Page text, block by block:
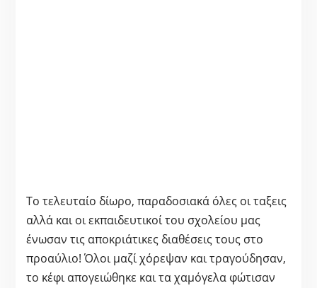
Το τελευταίο δίωρο, παραδοσιακά όλες οι ταξεις
αλλά και οι εκπαιδευτικοί του σχολείου μας
ένωσαν τις αποκριάτικες διαθέσεις τους στο
προαύλιο! Όλοι μαζί χόρεψαν και τραγούδησαν,
το κέφι απογειώθηκε και τα χαμόγελα φώτισαν